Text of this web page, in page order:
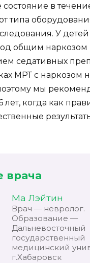
в
типа
У
общим наркозом
седативных
МРТ с наркозом
мы
лет, когда как
врача
Ма Лэйтин
Врач — невролог.
Образование —
Дальневосточный
государственный
медицинский
г.Хабаровск